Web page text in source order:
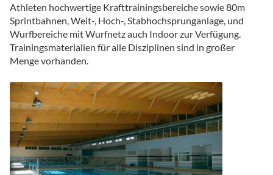
Athleten hochwertige Krafttrainingsbereiche sowie 80m
Sprintbahnen, Weit-, Hoch-, Stabhochsprunganlage, und
Wurfbereiche mit Wurfnetz auch Indoor zur Verfügung.
Trainingsmaterialien für alle Disziplinen sind in großer
Menge vorhanden.